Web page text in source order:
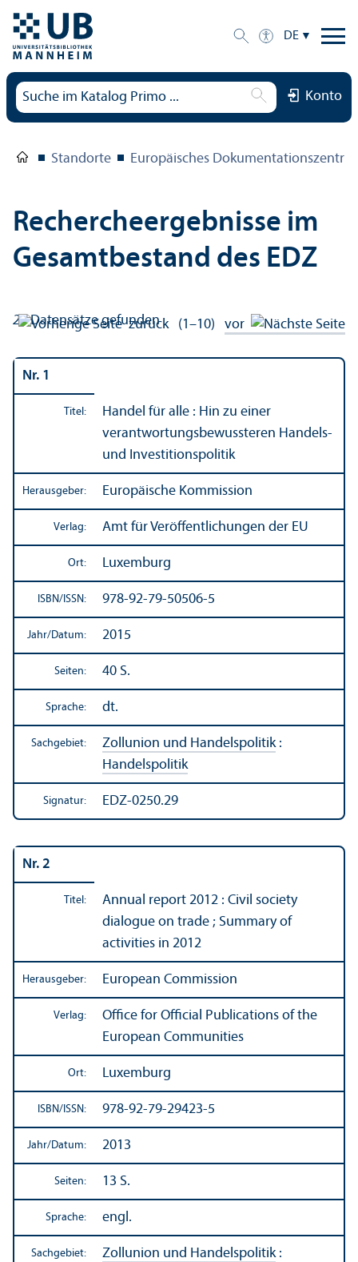
DE
Konto
Standorte Europäisches
Rechercheergebnisse im
Gesamtbestand des EDZ
20Datensätze gefunden
zurück (1–10) vor
Nr. 1
Titel:
Handel für alle : Hin zu einer
verantwortungs­bewussteren Handels-
und Investitions­politik
Herausgeber: Europäische Kommission
Verlag: Amt für Veröffentlichungen der EU
Ort: Luxemburg
ISBN/ ISSN: 978-92-79-50506-5
Jahr/Datum: 2015
Seiten: 40 S.
Sprache: dt.
Sachgebiet: Zollunion und Handels­politik:
Handels­politik
Signatur: EDZ-0250.29
Nr. 2
Titel:
Annual report 2012 : Civil society
dialogue on trade ; Summary of
activities in 2012
Herausgeber: European Commission
Verlag:
Office for Official Publications of the
European Communities
Ort: Luxemburg
ISBN/ ISSN: 978-92-79-29423-5
Jahr/Datum: 2013
Seiten: 13 S.
Sprache: engl.
Sachgebiet: Zollunion und Handels­politik: